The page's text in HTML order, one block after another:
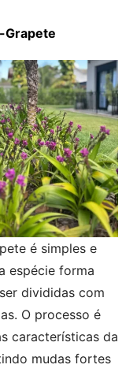
Grapete
é simples e
espécie forma
divididas com
O processo é
características da
mudas fortes